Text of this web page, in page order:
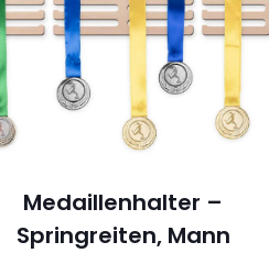
Medaillenhalter –
Springreiten, Mann